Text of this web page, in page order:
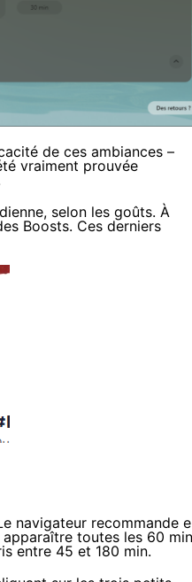
de ces ambiances –
vraiment prouvée
selon les goûts. À
Boosts. Ces derniers
navigateur recommande
toutes les 60 min
entre 45 et 180 min.